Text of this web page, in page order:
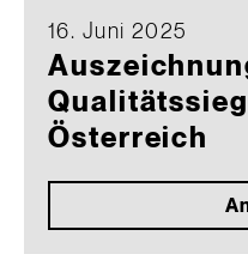
16. Juni 2025
Österreich